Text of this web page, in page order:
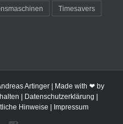
Timesavers
Artinger | Made with ❤ by
| Datenschutzerklärung
Hinweise Impressum